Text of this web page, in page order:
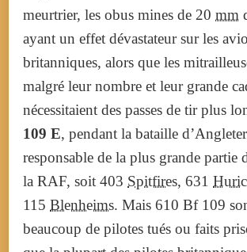
meurtrier, les obus mines de 20 mm
ayant un effet dévastateur sur les
britanniques, alors que les
malgré leur nombre et leur grande
nécessitaient des passes de tir plus
109 E, pendant la bataille
responsable de la plus grande partie
la RAF, soit 403 Spitfires, 631
115 Blenheims. Mais 610 Bf 109
beaucoup de pilotes tués ou faits